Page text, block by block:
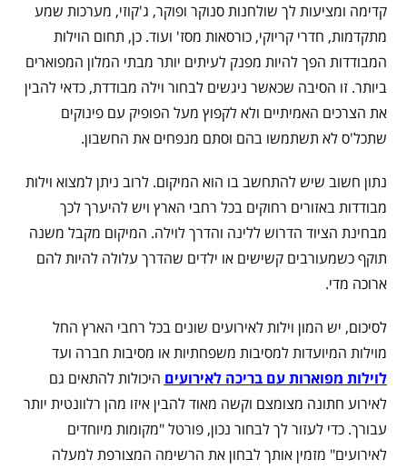
קדימה ומציעות לך שולחנות סנוקר ופוקר, ג'קוזי, מערכות שמע
מתקדמות, חדרי קריוקי, כורסאות מסז' ועוד. כן, תחום הוילות
המבודדות הפך להיות מפנק לעיתים יותר מבתי המלון המפוארים
ביותר. זו הסיבה שכאשר ניגשים לבחור וילה מבודדת, כדאי להבין
את הצרכים האמיתיים ולא לקפוץ מעל הפופיק עם פינוקים
שתכל'ס לא תשתמשו בהם וסתם מנפחים את החשבון.
נתון חשוב שיש להתחשב בו הוא המיקום. לרוב ניתן למצוא וילות
מבודדות באזורים רחוקים בכל רחבי הארץ ויש להיערך לכך
מבחינת הציוד הדרוש ללינה והדרך לוילה. המיקום מקבל משנה
תוקף כשמעורבים קשישים או ילדים שהדרך עלולה להיות להם
ארוכה מדי.
לסיכום, יש המון וילות לאירועים שונים בכל רחבי הארץ החל
מוילות המיועדות למסיבות משפחתיות או מסיבות חברה ועד
לוילות מפוארות עם בריכה לאירועים היכולות להתאים גם
לאירוע חתונה מצומצם וקשה מאוד להבין איזו מהן רלוונטית יותר
עבורך. כדי לעזור לך לבחור נכון, פורטל "מקומות מיוחדים
לאירועים" מזמין אותך לבחון את הרשימה המצורפת למעלה